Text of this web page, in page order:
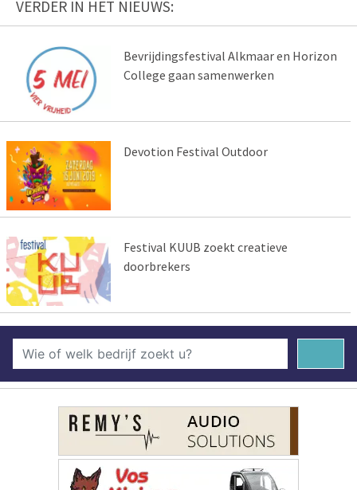
VERDER IN HET NIEUWS:
Bevrijdingsfestival Alkmaar en Horizon
College gaan samenwerken
Devotion Festival Outdoor
Festival KUUB zoekt creatieve
doorbrekers